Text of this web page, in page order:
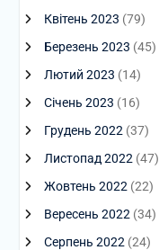
Квітень 2023 (79)
Березень 2023 (45)
Лютий 2023 (14)
Січень 2023 (16)
Грудень 2022 (37)
Листопад 2022 (47)
Жовтень 2022 (22)
Вересень 2022 (34)
Серпень 2022 (24)